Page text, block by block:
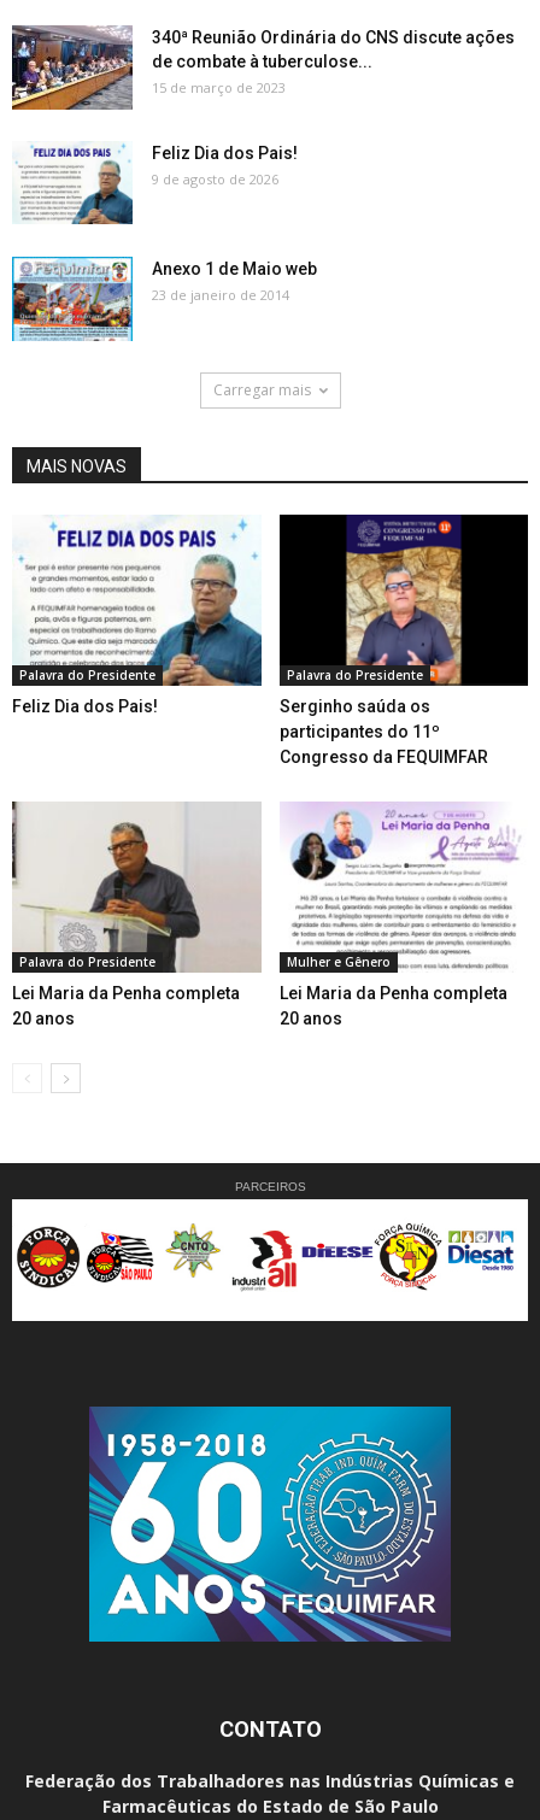
340ª Reunião Ordinária do CNS discute ações
de combate à tuberculose...
15 de março de 2023
Feliz Dia dos Pais!
9 de agosto de 2026
Anexo 1 de Maio web
23 de janeiro de 2014
Carregar mais
MAIS NOVAS
Palavra do Presidente
Feliz Dia dos Pais!
Palavra do Presidente
Serginho saúda os
participantes do 11º
Congresso da FEQUIMFAR
Palavra do Presidente
Lei Maria da Penha completa
20 anos
Mulher e Gênero
Lei Maria da Penha completa
20 anos
PARCEIROS
CONTATO
Federação dos Trabalhadores nas Indústrias Químicas e
Farmacêuticas do Estado de São Paulo